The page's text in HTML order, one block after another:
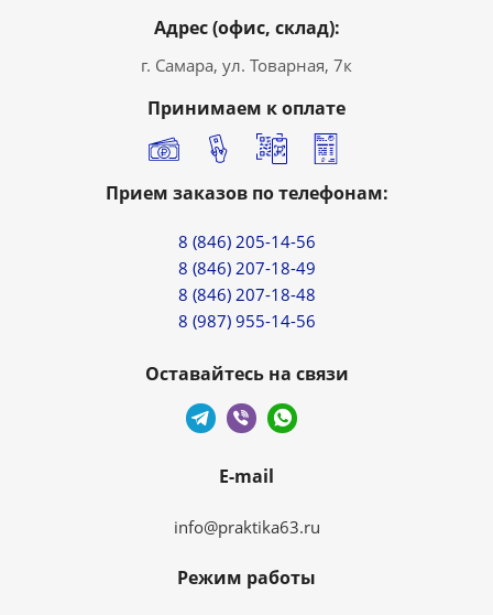
Адрес (офис, склад):
г. Самара, ул. Товарная, 7к
Принимаем к оплате
Прием заказов по телефонам:
8 (846) 205-14-56
8 (846) 207-18-49
8 (846) 207-18-48
8 (987) 955-14-56
Оставайтесь на связи
E-mail
info@praktika63.ru
Режим работы